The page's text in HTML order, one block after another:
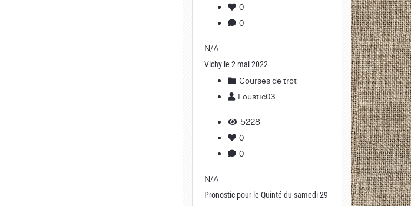
0
0
N/A
Vichy le 2 mai 2022
Courses de trot
Loustic03
5228
0
0
N/A
Pronostic pour le Quinté du samedi 29